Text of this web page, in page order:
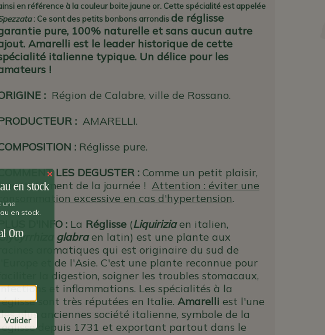
en référence à la couleur boite jaune or. Cette spécialité est appelée
: Ce sont des petits bonbons arrondisde réglisse
pure, 100% naturelle et sans aucun autre
Amarelli est le leader historique de cette
italienne typique. Un délice pour les
!
: Région de Calabre, ville de Rossano.
: AMARELLI.
: Réglisse pure.
LES DEGUSTER : Comme un petit plaisir,
tout moment de la journée ! Attention : éviter une
consommation excessive en cas d'hypertension.
PLUS D'INFO : La Réglisse(Liquiriziaen italien,
glabraen latin) est une plante aux
racines aromatiques qui est originaire du sud de
l'Europe et de l'Asie. C'est une plante reconnue pour
faciliter la digestion, soigner les troubles stomacaux,
et inflammations. Les spécialités à la
sont très réputées en Italie. Amarelli est l'une
plus anciennes société italienne, symbole de la
depuis 1731 et exportant partout dans le
×
en stock
une
en stock.
Oro
Valider